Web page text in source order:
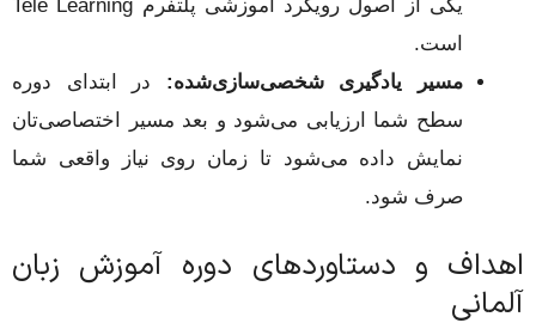
یکی از اصول رویکرد آموزشی پلتفرم Tele Learning
است.
مسیر یادگیری شخصی‌سازی‌شده: در ابتدای دوره
سطح شما ارزیابی می‌شود و بعد مسیر اختصاصی‌تان
نمایش داده می‌شود تا زمان روی نیاز واقعی شما
صرف شود.
اهداف و دستاوردهای دوره آموزش زبان
آلمانی